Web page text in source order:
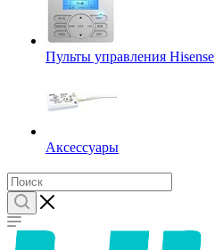
Пульты управления Hisense
Аксессуары